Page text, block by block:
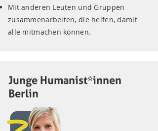
Mit anderen Leuten und Gruppen
zusammenarbeiten, die helfen, damit
alle mitmachen können.
Junge Humanist*innen
Berlin